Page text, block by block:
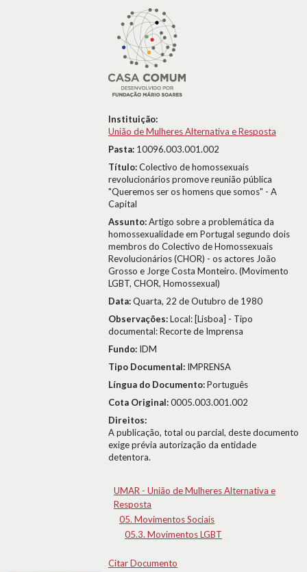
Instituição:
União de Mulheres Alternativa e Resposta
Pasta: 10096.003.001.002
Título:Colectivo de homossexuais
revolucionários promove reunião pública
"Queremos ser os homens que somos" - A
Capital
Assunto:Artigo sobre a problemática da
homossexualidade em Portugal segundo dois
membros do Colectivo de Homossexuais
Revolucionários (CHOR) - os actores João
Grosso e Jorge Costa Monteiro. (Movimento
LGBT, CHOR, Homossexual)
Data:Quarta, 22 de Outubro de 1980
Observações:Local: [Lisboa] - Tipo
documental: Recorte de Imprensa
Fundo: IDM
Tipo Documental: IMPRENSA
Língua do Documento:Português
Cota Original:0005.003.001.002
Direitos:
A publicação, total ou parcial, deste documento
exige prévia autorização da entidade
detentora.
UMAR - União de Mulheres Alternativa e
Resposta
05. Movimentos Sociais
05.3. Movimentos LGBT
Citar Documento